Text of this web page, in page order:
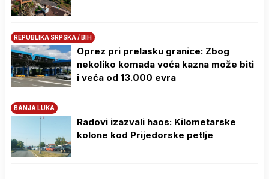
REPUBLIKA SRPSKA / BIH
Oprez pri prelasku granice: Zbog
nekoliko komada voća kazna može biti
i veća od 13.000 evra
BANJA LUKA
Radovi izazvali haos: Kilometarske
kolone kod Prijedorske petlje